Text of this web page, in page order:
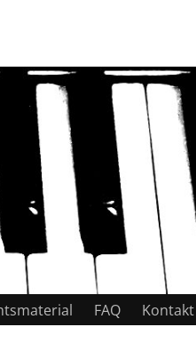
FAQ Kontakt